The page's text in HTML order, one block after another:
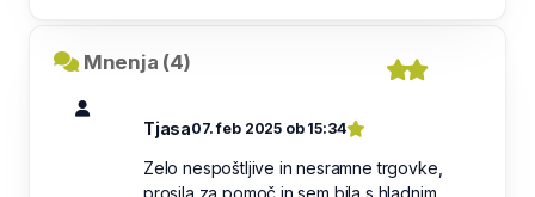
Mnenja (4)
Tjasa07. feb 2025 ob 15:34
Zelo nespoštljive in nesramne trgovke,
prosila za pomoč in sem bila s hladnim